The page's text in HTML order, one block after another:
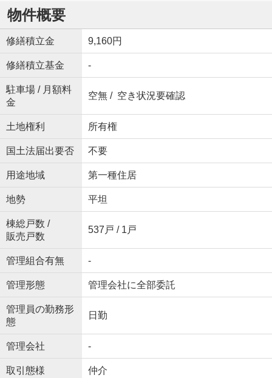
物件概要
修繕積立金 9,160円
修繕積立基金 -
駐車場 / 月額料
金
空無 / 空き状況要確認
土地権利 所有権
国土法届出要否 不要
用途地域 第一種住居
地勢 平坦
棟総戸数 /
販売戸数
537戸 / 1戸
管理組合有無 -
管理形態 管理会社に全部委託
管理員の勤務形
態
日勤
管理会社 -
取引態様 仲介